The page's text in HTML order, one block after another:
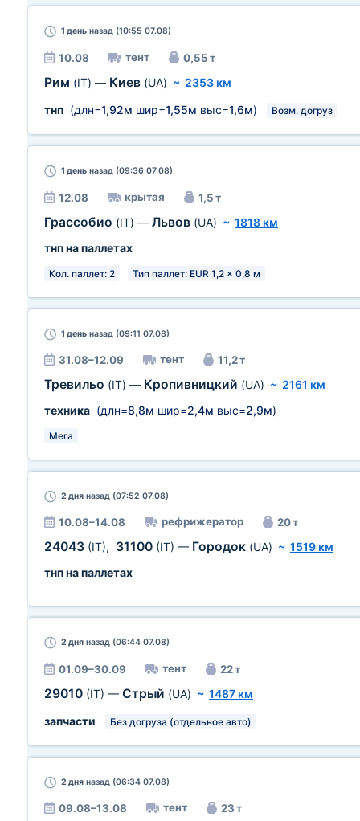
1 день назад (10:55 07.08)
10.08 тент 0,55 т
Рим (IT) — Киев (UA) ~ 2353 км
тнп (длн=1,92м шир=1,55м выс=1,6м) Возм. догруз
1 день назад (09:36 07.08)
12.08 крытая 1,5 т
Грассобио (IT) — Львов (UA) ~ 1818 км
тнп на паллетах
Кол. паллет: 2 Тип паллет: EUR 1,2 x 0,8 м
1 день назад (09:11 07.08)
31.08–12.09 тент 11,2 т
Тревильо (IT) — Кропивницкий (UA) ~ 2161 км
техника (длн=8,8м шир=2,4м выс=2,9м)
Мега
2 дня назад (07:52 07.08)
10.08–14.08 рефрижератор 20 т
24043 (IT), 31100 (IT) — Городок (UA) ~ 1519 км
тнп на паллетах
2 дня назад (06:44 07.08)
01.09–30.09 тент 22 т
29010 (IT) — Стрый (UA) ~ 1487 км
запчасти
Без догруза (отдельное авто)
2 дня назад (06:34 07.08)
09.08–13.08 тент 23 т